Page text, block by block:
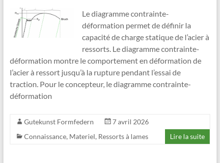
Le diagramme contrainte-
déformation permet de définir la
capacité de charge statique de l’acier à
ressorts. Le diagramme contrainte-
déformation montre le comportement en déformation de
l’acier à ressort jusqu’à la rupture pendant l’essai de
traction. Pour le concepteur, le diagramme contrainte-
déformation
Gutekunst Formfedern
7 avril 2026
Connaissance, Materiel, Ressorts à lames Lire la suite